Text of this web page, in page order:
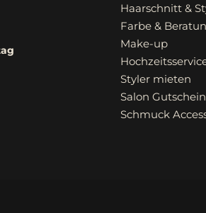
Haarschnitt &
Farbe &
Make-up
Styler mieten
Salon Gutschein
Schmuck